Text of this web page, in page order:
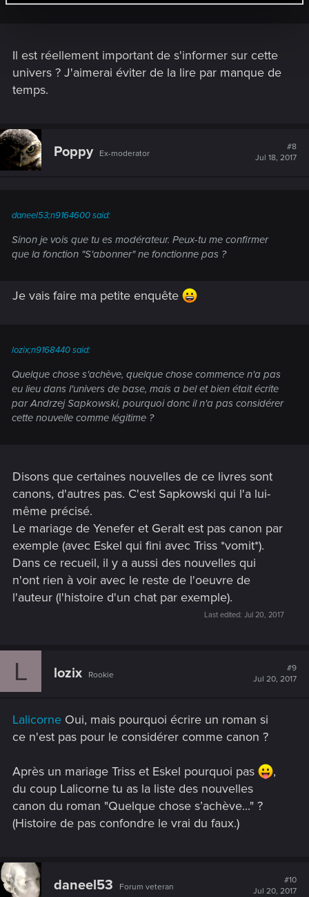
Il est réellement important de s'informer sur cette
univers ? J'aimerai éviter de la lire par manque de
temps.
Poppy Ex-moderator
#8
Jul 18, 2017
daneel53;n9164600 said:
Sinon je vois que tu es modérateur. Peux-tu me confirmer
que la fonction "S'abonner" ne fonctionne pas ?
Je vais faire ma petite enquête
lozix;n9168440 said:
Quelque chose s'achève, quelque chose commence n'a pas
eu lieu dans l'univers de base, mais a bel et bien était écrite
par Andrzej Sapkowski, pourquoi donc il n'a pas considérer
cette nouvelle comme légitime ?
Disons que certaines nouvelles de ce livres sont
canons, d'autres pas. C'est Sapkowski qui l'a lui-
même précisé.
Le mariage de Yenefer et Geralt est pas canon par
exemple (avec Eskel qui fini avec Triss *vomit*).
Dans ce recueil, il y a aussi des nouvelles qui
n'ont rien à voir avec le reste de l'oeuvre de
l'auteur (l'histoire d'un chat par exemple).
Last edited: Jul 20, 2017
L lozix Rookie
#9
Jul 20, 2017
Lalicorne Oui, mais pourquoi écrire un roman si
ce n'est pas pour le considérer comme canon ?
Après un mariage Triss et Eskel pourquoi pas
,
du coup Lalicorne tu as la liste des nouvelles
canon du roman "Quelque chose s’achève..." ?
(Histoire de pas confondre le vrai du faux.)
daneel53 Forum veteran
#10
Jul 20, 2017